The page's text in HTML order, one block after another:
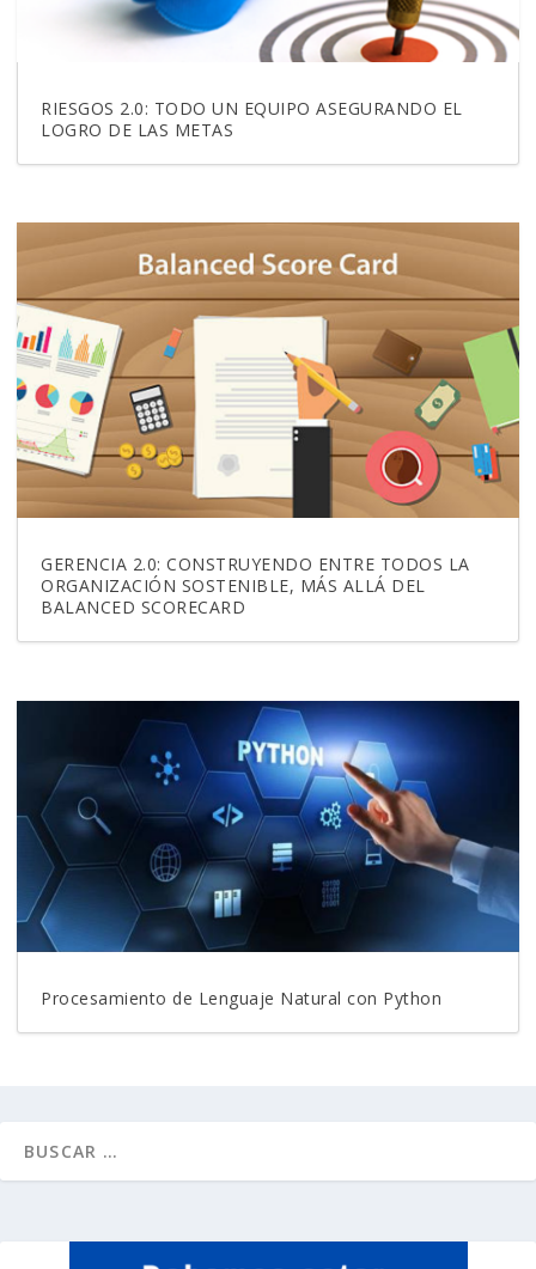
RIESGOS 2.0: TODO UN EQUIPO ASEGURANDO EL
LOGRO DE LAS METAS
GERENCIA 2.0: CONSTRUYENDO ENTRE TODOS LA
ORGANIZACIÓN SOSTENIBLE, MÁS ALLÁ DEL
BALANCED SCORECARD
Procesamiento de Lenguaje Natural con Python